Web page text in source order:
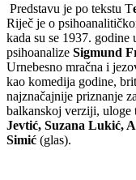
Predstavu je po tekstu T
Riječ je o
kada su se 1937.
psihoanalize Sigmund
Urnebesno mračna i
kao komedija godine,
najznačajnije priznanje
balkanskoj verziji, uloge
Jevtić, Suzana Lukić,
Simić (glas).